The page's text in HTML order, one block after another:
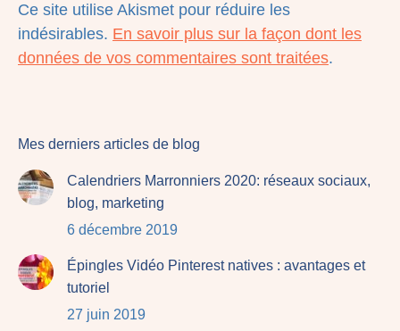
Ce site utilise Akismet pour réduire les
indésirables. En savoir plus sur la façon dont les
données de vos commentaires sont traitées.
Mes derniers articles de blog
Calendriers Marronniers 2020: réseaux sociaux,
blog, marketing
6 décembre 2019
Épingles Vidéo Pinterest natives : avantages et
tutoriel
27 juin 2019